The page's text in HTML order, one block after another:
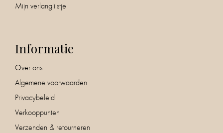
Mijn verlanglijstje
Informatie
Over ons
Algemene voorwaarden
Privacybeleid
Verkooppunten
Verzenden & retourneren